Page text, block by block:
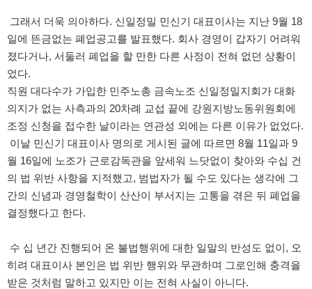
그래서 더욱 의아하다. 신일정밀 민신기 대표이사는 지난 9월 18
일에 뜬금없는 폐업공고를 발표했다. 회사 경영이 갑자기 어려워
졌다거나, 서둘러 폐업을 할 만한 다른 사정이 전혀 없던 상황이
었다.
직원 대다수가 가입한 민주노총 금속노조 신일정밀지회가 대화
의지가 없는 사측과의 20차례 교섭 끝에 강원지방노동위원회에
조정 신청을 접수한 날이라는 연관성 외에는 다른 이유가 없었다.
이날 민신기 대표이사 명의로 게시된 글에 따르면 8월 11일과 9
월 16일에 노조가 근로감독관을 앞세워 느닷없이 찾아와 수십 건
의 법 위반 사항을 지적했고, 범법자가 될 수도 있다는 생각에 그
간의 신념과 경영철학이 산산이 부서지는 고통을 겪은 뒤 폐업을
결정했다고 한다.
수 십 년간 진행되어 온 불법행위에 대한 일말의 반성도 없이, 오
히려 대표이사 본인은 법 위반 행위와 무관하며 그로인해 충격을
받은 것처럼 말하고 있지만 이는 전혀 사실이 아니다.